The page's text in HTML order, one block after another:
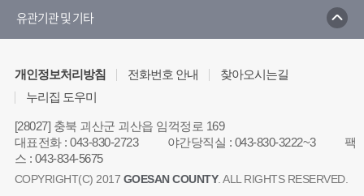
유관기관 및 기타
개인정보처리방침 전화번호 안내
찾아오시는길
누리집 도우미
[28027] 충북 괴산군 괴산읍 임꺽정로 169
대표전화:043-830-2723 야간당직실 : 043-830-3222~3
팩
스 : 043-834-5675
COPYRIGHT(C) 2017 GOESAN COUNTY. ALL RIGHTS RESERVED.